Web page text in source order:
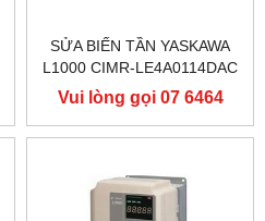
SỬA BIẾN TẦN YASKAWA
L1000 CIMR-LE4A0114DAC
400V 55KW, BIẾN TẦN
YASKAWA L1000
Vui lòng gọi 07 6464
9556